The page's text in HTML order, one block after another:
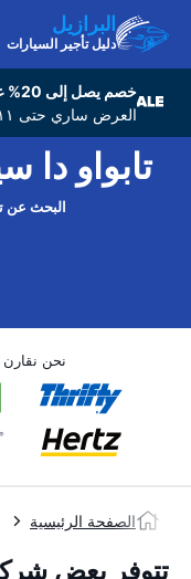
البرازيل
دليل تأجير السيارات
خصم يصل إلى 20% على تأجير السيارات في جميع أنحاء العالم
العرض ساري حتى ١١ أغسطس ٢٠٢٦ - استفد منه اليوم!
تابواو دا
البحث عن
نحن نقارن
الصفحة الرئيسية
تتوفر بعض